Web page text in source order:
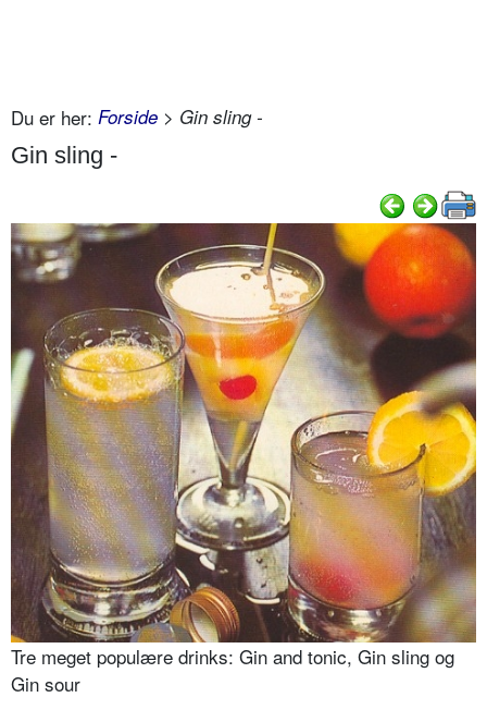
Du er her: Forside > Gin sling -
Gin sling -
Tre meget populære drinks: Gin and tonic, Gin sling og
Gin sour